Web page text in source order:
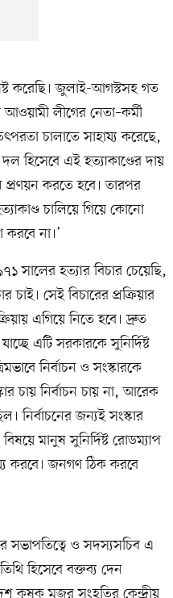
করেছি। জুলাই-আগস্টসহ গত
লীগের নেতা–কর্মী
চালাতে সাহায্য করেছে,
হিসেবে এই হত্যাকাণ্ডের দায়
করতে হবে। তারপর
চালিয়ে গিয়ে কোনো
করবে না।’
সালের হত্যার বিচার চেয়েছি,
চাই। সেই বিচারের প্রক্রিয়ার
এগিয়ে নিতে হবে। দ্রুত
এটি সরকারকে সুনির্দিষ্ট
নির্বাচন ও সংস্কারকে
চায় নির্বাচন চায় না, আরেক
নির্বাচনের জন্যই সংস্কার
মানুষ সুনির্দিষ্ট রোডম্যাপ
করবে। জনগণ ঠিক করবে
সভাপতিত্বে ও সদস্যসচিব এ
হিসেবে বক্তব্য দেন